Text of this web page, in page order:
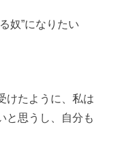
奴”になりたい
けたように、私は
と思うし、自分も